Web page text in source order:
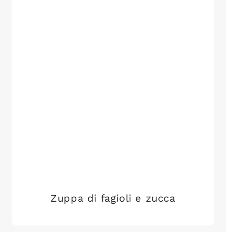
Zuppa di fagioli e zucca